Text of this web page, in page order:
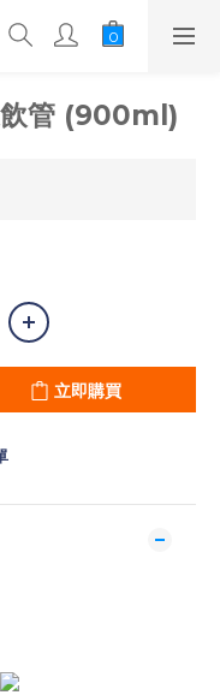
飲管 (900ml)
立即購買